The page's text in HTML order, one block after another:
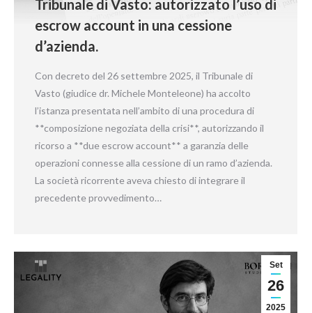
Tribunale di Vasto: autorizzato l’uso di
escrow account in una cessione
d’azienda.
Con decreto del 26 settembre 2025, il Tribunale di
Vasto (giudice dr. Michele Monteleone) ha accolto
l’istanza presentata nell’ambito di una procedura di
**composizione negoziata della crisi**, autorizzando il
ricorso a **due escrow account** a garanzia delle
operazioni connesse alla cessione di un ramo d’azienda.
La società ricorrente aveva chiesto di integrare il
precedente provvedimento…
Set
26
2025